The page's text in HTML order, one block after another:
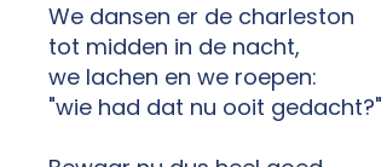
We dansen er de charleston
tot midden in de nacht,
we lachen en we roepen:
"wie had dat nu ooit gedacht?"